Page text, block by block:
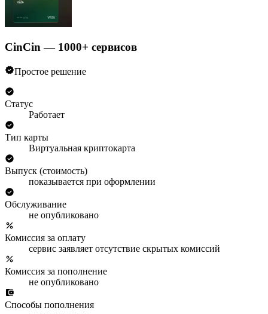
CinCin — 1000+ сервисов
Простое решение
Статус
Работает
Тип карты
Виртуальная криптокарта
Выпуск (стоимость)
показывается при оформлении
Обслуживание
не опубликовано
Комиссия за оплату
сервис заявляет отсутствие скрытых комиссий
Комиссия за пополнение
не опубликовано
Способы пополнения